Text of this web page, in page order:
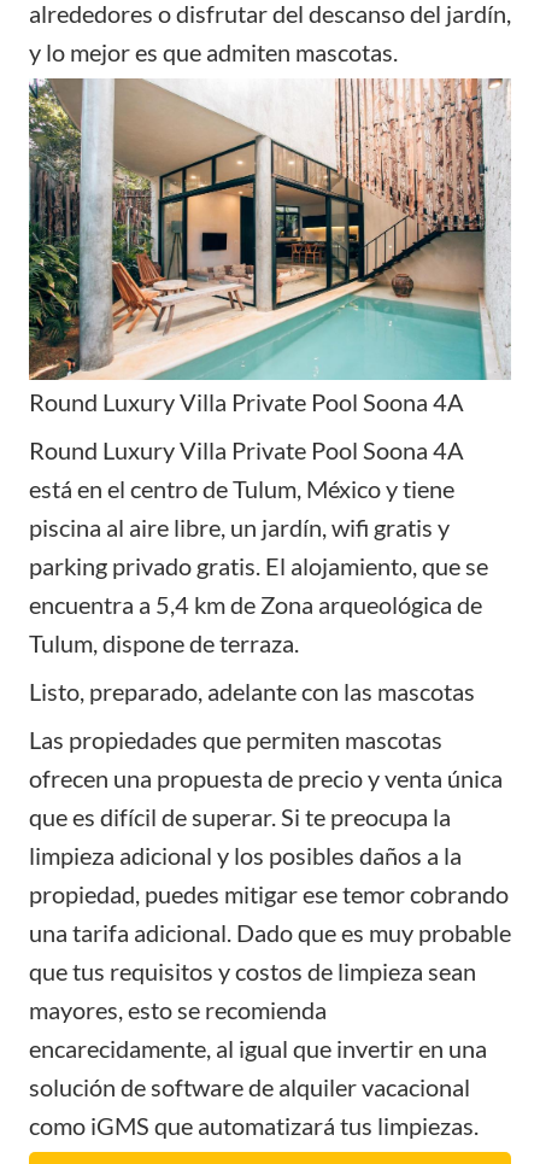
alrededores o disfrutar del descanso del jardín,
y lo mejor es que admiten mascotas.
Round Luxury Villa Private Pool Soona 4A
Round Luxury Villa Private Pool Soona 4A
está en el centro de Tulum, México y tiene
piscina al aire libre, un jardín, wifi gratis y
parking privado gratis. El alojamiento, que se
encuentra a 5,4 km de Zona arqueológica de
Tulum, dispone de terraza.
Listo, preparado, adelante con las mascotas
Las propiedades que permiten mascotas
ofrecen una propuesta de precio y venta única
que es difícil de superar. Si te preocupa la
limpieza adicional y los posibles daños a la
propiedad, puedes mitigar ese temor cobrando
una tarifa adicional. Dado que es muy probable
que tus requisitos y costos de limpieza sean
mayores, esto se recomienda
encarecidamente, al igual que invertir en una
solución de software de alquiler vacacional
como iGMS que automatizará tus limpiezas.